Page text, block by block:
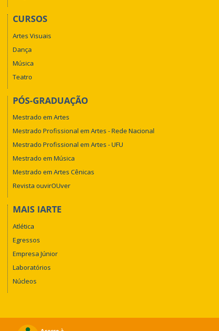
CURSOS
Artes Visuais
Dança
Música
Teatro
PÓS-GRADUAÇÃO
Mestrado em Artes
Mestrado Profissional em Artes - Rede Nacional
Mestrado Profissional em Artes - UFU
Mestrado em Música
Mestrado em Artes Cênicas
Revista ouvirOUver
MAIS IARTE
Atlética
Egressos
Empresa Júnior
Laboratórios
Núcleos